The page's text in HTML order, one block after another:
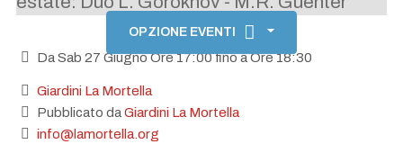
OPZIONE EVENTI
Da Sab 27 Giugno Ore 17:00 fino a Ore 18:30
Giardini La Mortella
Pubblicato daGiardini La Mortella
info@lamortella.org